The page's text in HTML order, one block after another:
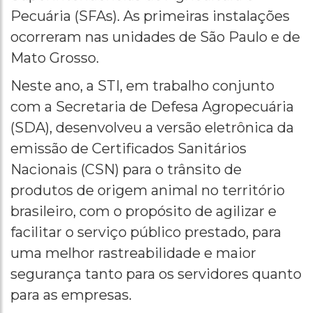
Pecuária (SFAs). As primeiras instalações
ocorreram nas unidades de São Paulo e de
Mato Grosso.
Neste ano, a STI, em trabalho conjunto
com a Secretaria de Defesa Agropecuária
(SDA), desenvolveu a versão eletrônica da
emissão de Certificados Sanitários
Nacionais (CSN) para o trânsito de
produtos de origem animal no território
brasileiro, com o propósito de agilizar e
facilitar o serviço público prestado, para
uma melhor rastreabilidade e maior
segurança tanto para os servidores quanto
para as empresas.